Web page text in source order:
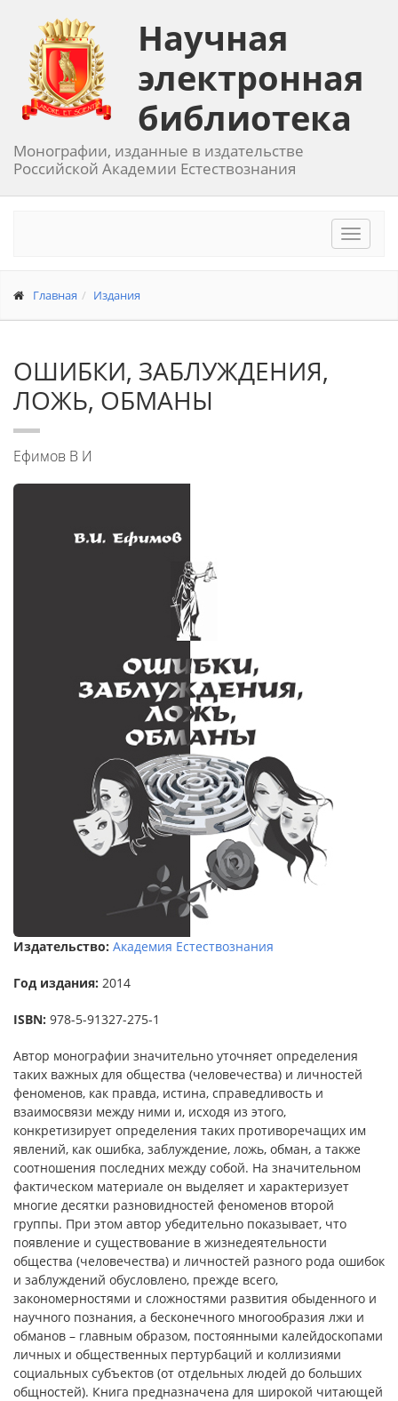
Научная
электронная
библиотека
Монографии, изданные в издательстве
Российской Академии Естествознания
Toggle
Главная Издания
ОШИБКИ, ЗАБЛУЖДЕНИЯ,
ЛОЖЬ, ОБМАНЫ
Ефимов В И
Издательство: Академия Естествознания
Год издания: 2014
ISBN: 978-5-91327-275-1
Автор монографии значительно уточняет определения
таких важных для общества (человечества) и личностей
феноменов, как правда, истина, справедливость и
взаимосвязи между ними и, исходя из этого,
конкретизирует определения таких противоречащих им
явлений, как ошибка, заблуждение, ложь, обман, а также
соотношения последних между собой. На значительном
фактическом материале он выделяет и характеризует
многие десятки разновидностей феноменов второй
группы. При этом автор убедительно показывает, что
появление и существование в жизнедеятельности
общества (человечества) и личностей разного рода ошибок
и заблуждений обусловлено, прежде всего,
закономерностями и сложностями развития обыденного и
научного познания, а бесконечного многообразия лжи и
обманов – главным образом, постоянными калейдоскопами
личных и общественных пертурбаций и коллизиями
социальных субъектов (от отдельных людей до больших
общностей). Книга предназначена для широкой читающей